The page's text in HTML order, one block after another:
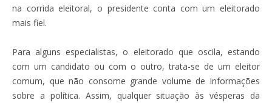
na corrida eleitoral, o presidente conta com um eleitorado
mais fiel.
Para alguns especialistas, o eleitorado que oscila, estando
com um candidato ou com o outro, trata-se de um eleitor
comum, que não consome grande volume de informações
sobre a política. Assim, qualquer situação às vésperas da